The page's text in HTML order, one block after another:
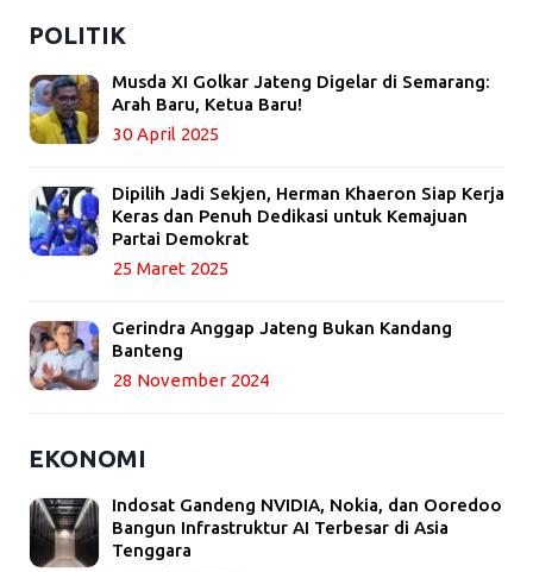
POLITIK
Musda XI Golkar Jateng Digelar di Semarang:
Arah Baru, Ketua Baru!
30 April 2025
Dipilih Jadi Sekjen, Herman Khaeron Siap Kerja
Keras dan Penuh Dedikasi untuk Kemajuan
Partai Demokrat
25 Maret 2025
Gerindra Anggap Jateng Bukan Kandang
Banteng
28 November 2024
EKONOMI
Indosat Gandeng NVIDIA, Nokia, dan Ooredoo
Bangun Infrastruktur AI Terbesar di Asia
Tenggara